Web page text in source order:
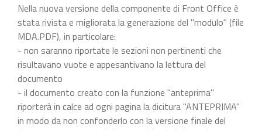
Nella nuova versione della componente di Front Office è
stata rivista e migliorata la generazione del "modulo" (file
MDA.PDF), in particolare:
- non saranno riportate le sezioni non pertinenti che
risultavano vuote e appesantivano la lettura del
documento
- il documento creato con la funzione "anteprima"
riporterà in calce ad ogni pagina la dicitura "ANTEPRIMA"
in modo da non confonderlo con la versione finale del